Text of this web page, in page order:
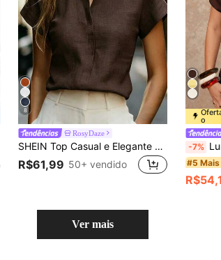
8
RosyDaze
SHEIN Top Casual e Elegante Feminina em Mistura de Linho Bege com Gola Alta, Decote em V, Manga Morcego e Manga Curta, Top de Escritório para Trabalho, Top Solta com Decote em V e Manga Curta para Uso Diário/Encontro à Noite & Brunch, Top Branca de Verão
R$61,99 50+ vendido
o
-7% Lumalex
#5
Ver mais